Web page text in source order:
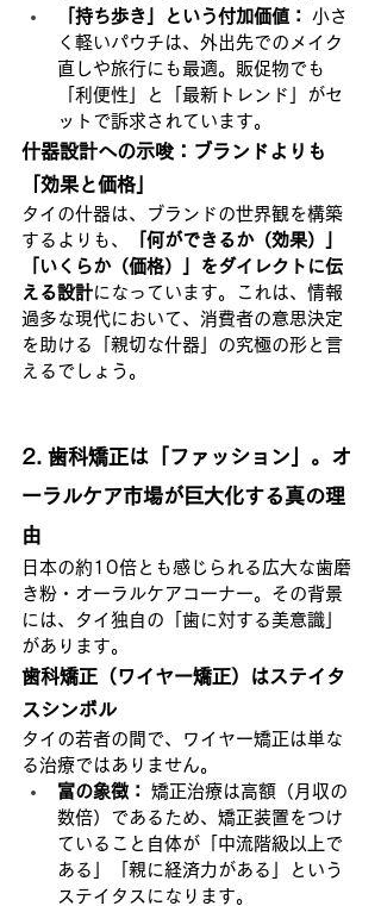
「持ち歩き」という付加価値： 小さ
く軽いパウチは、外出先でのメイク
直しや旅行にも最適。販促物でも
「利便性」と「最新トレンド」がセ
ットで訴求されています。
什器設計への示唆：ブランドよりも
「効果と価格」
タイの什器は、ブランドの世界観を構築
するよりも、
「何ができるか（効果）」
「いくらか（価格）」をダイレクトに伝
える設計になっています。これは、情報
過多な現代において、消費者の意思決定
を助ける「親切な什器」の究極の形と言
えるでしょう。
2. 歯科矯正は「ファッション」。オ
ーラルケア市場が巨大化する真の理
由
日本の約10倍とも感じられる広大な歯磨
き粉・オーラルケアコーナー。その背景
には、タイ独自の「歯に対する美意識」
があります。
歯科矯正（ワイヤー矯正）はステイタ
スシンボル
タイの若者の間で、ワイヤー矯正は単な
る治療ではありません。
富の象徴： 矯正治療は高額（月収の
数倍）であるため、矯正装置をつけ
ていること自体が「中流階級以上で
ある」「親に経済力がある」という
ステイタスになります。